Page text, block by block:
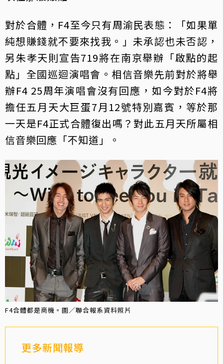
對於合體，F4至今只有周渝民表態：「如果單
純想賺錢就不要來找我。」未承認也未否認，
另朱孝天則宣告719將在南京舉辦「啟點的起
點」全國巡迴演唱會。相信音樂先前對於將舉
辦F4 25周年演唱會沒有回應，如今對於F4將
擔任五月天大巨蛋7月12號特別嘉賓，等於那
一天是F4正式合體復出嗎？對此五月天所屬相
信音樂回應「不知道」。
F4合體都是商機。圖／聯合報系資料照片
更多新聞報導